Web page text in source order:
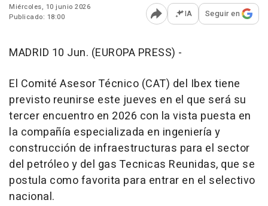
Miércoles, 10 junio 2026
Publicado: 18:00
Abrir opciones para
IA Seguir en
MADRID 10 Jun. (EUROPA PRESS) -
El Comité Asesor Técnico (CAT) del Ibex tiene
previsto reunirse este jueves en el que será su
tercer encuentro en 2026 con la vista puesta en
la compañía especializada en ingeniería y
construcción de infraestructuras para el sector
del petróleo y del gas Tecnicas Reunidas, que se
postula como favorita para entrar en el selectivo
nacional.